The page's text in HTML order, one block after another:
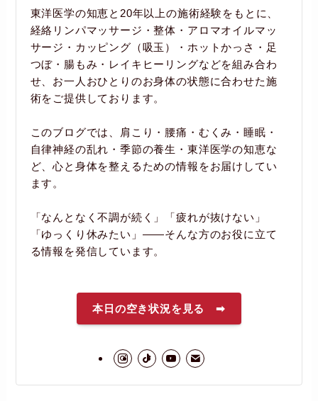
東洋医学の知恵と20年以上の施術経験をもとに、
経絡リンパマッサージ・整体・アロマオイルマッ
サージ・カッピング（吸玉）・ホットかっさ・足
つぼ・腸もみ・レイキヒーリングなどを組み合わ
せ、お一人おひとりのお身体の状態に合わせた施
術をご提供しております。
このブログでは、肩こり・腰痛・むくみ・睡眠・
自律神経の乱れ・季節の養生・東洋医学の知恵な
ど、心と身体を整えるための情報をお届けしてい
ます。
「なんとなく不調が続く」「疲れが抜けない」
「ゆっくり休みたい」――そんな方のお役に立て
る情報を発信しています。
本日の空き状況を見る ➡